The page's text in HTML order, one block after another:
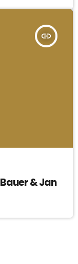
insert_link
& Jan